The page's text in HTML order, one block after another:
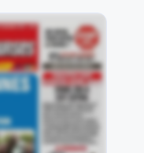
les handicaps,
prix fort en vue